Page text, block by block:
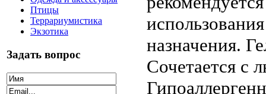
Птицы
Террариумистика
Экзотика
Задать вопрос
назначения.
Сочетается с